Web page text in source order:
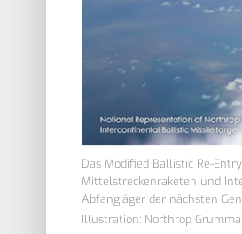
Das Modified Ballistic Re-
Mittelstreckenraketen und
Abfangjäger der nächsten
Illustration: Northrop